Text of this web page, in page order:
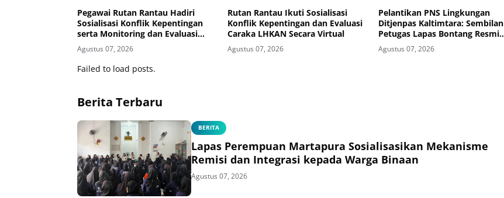
Pegawai Rutan Rantau Hadiri
Sosialisasi Konflik Kepentingan
serta Monitoring dan Evaluasi
Caraka LHKAN di Kanwil
Ditjenpas Kalsel
Agustus 07, 2026
Rutan Rantau Ikuti Sosialisasi
Konflik Kepentingan dan Evaluasi
Caraka LHKAN Secara Virtual
Agustus 07, 2026
Pelantikan PNS Lingkungan
Ditjenpas Kaltimtara: Sembilan
Petugas Lapas Bontang Resmi
Diangkat
Agustus 07, 2026
Failed to load posts.
Berita Terbaru
BERITA
Lapas Perempuan Martapura Sosialisasikan Mekanisme
Remisi dan Integrasi kepada Warga Binaan
Agustus 07, 2026